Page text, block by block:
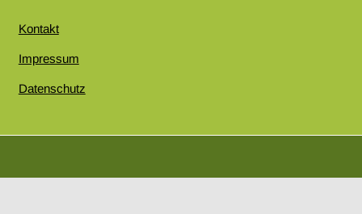
Kontakt
Impressum
Datenschutz